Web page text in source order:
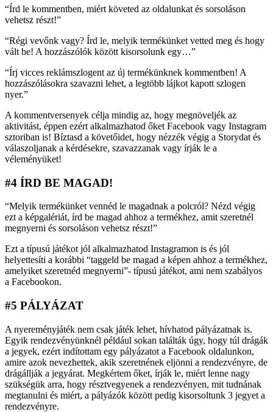
“Írd le kommentben, miért követed az oldalunkat és sorsoláson
vehetsz részt!”
“Régi vevőnk vagy? Írd le, melyik termékünket vetted meg és hogy
vált be! A hozzászólók között kisorsolunk egy…”
“Írj vicces reklámszlogent az új termékünknek kommentben! A
hozzászólásokra szavazni lehet, a legtöbb lájkot kapott szlogen
nyer.”
A kommentversenyek célja mindig az, hogy megnöveljék az
aktivitást, éppen ezért alkalmazhatod őket Facebook vagy Instagram
sztoriban is! Bíztasd a követőidet, hogy nézzék végig a Storydat és
válaszoljanak a kérdésekre, szavazzanak vagy írják le a
véleményüket!
#4 ÍRD BE MAGAD!
“Melyik termékünket vennéd le magadnak a polcról? Nézd végig
ezt a képgalériát, írd be magad ahhoz a termékhez, amit szeretnél
megnyerni és sorsoláson vehetsz részt!”
Ezt a típusú játékot jól alkalmazhatod Instagramon is és jól
helyettesíti a korábbi “taggeld be magad a képen ahhoz a termékhez,
amelyiket szeretnéd megnyerni”- típusú játékot, ami nem szabályos
a Facebookon.
#5 PÁLYÁZAT
A nyereményjáték nem csak játék lehet, hívhatod pályázatnak is.
Egyik rendezvényünknél például sokan találták úgy, hogy túl drágák
a jegyek, ezért indítottam egy pályázatot a Facebook oldalunkon,
amire azok nevezhettek, akik szeretnének eljönni a rendezvényre, de
drágállják a jegyárat. Megkértem őket, írják le, miért lenne nagy
szükségük arra, hogy résztvegyenek a rendezvényen, mit tudnának
megtanulni és miért, a pályázók között pedig kisorsoltunk 3 jegyet a
rendezvényre.